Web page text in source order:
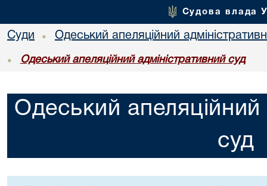
Судова влада
Суди • Одеський апеляційний
• Одеський апеляційний адміністративний суд
Одеський апеляційний
суд